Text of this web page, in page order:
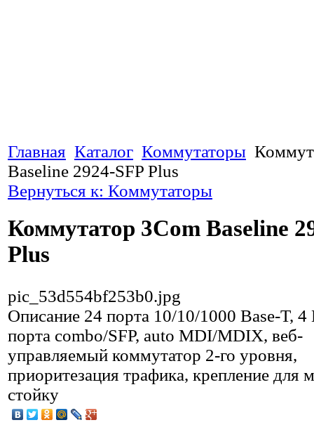
Главная Каталог Коммутаторы
Baseline 2924-SFP Plus
Вернуться к: Коммутаторы
Коммутатор 3Com Baseline
Plus
pic_53d554bf253b0.jpg
Описание 24 порта 10/10/1000 Base-T, 4
порта combo/SFP, auto MDI/MDIX, веб-
управляемый коммутатор 2-го уровня,
приоритезация трафика, крепление для
стойку